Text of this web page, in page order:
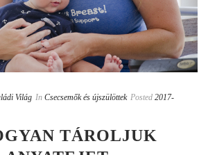
Világ In Csecsemők és újszülöttek Posted 2017-
TÁROLJUK